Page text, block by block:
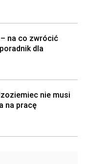
na co zwrócić
dla
nie musi
na pracę